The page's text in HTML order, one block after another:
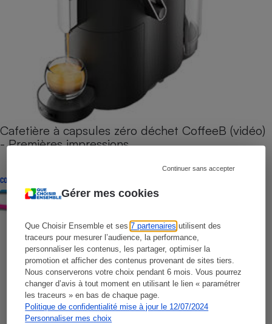
Gérer mes cookies
Que Choisir Ensemble et ses7 partenaires utilisent des
traceurs pour mesurer l’audience, la performance,
personnaliser les contenus, les partager, optimiser la
promotion et afficher des contenus provenant de sites tiers.
Nous conserverons votre choix pendant 6 mois. Vous pourrez
changer d’avis à tout moment en utilisant le lien « paramétrer
les traceurs » en bas de chaque page.
Politique de confidentialité mise à jour le 12/07/2024
Personnaliser mes choix
Continuer sans accepter
Cafetière à capsules zéro déchet CoffeeB (vidéo)
- Premières impressions
CONSEILS